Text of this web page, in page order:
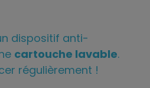
dispositif anti-
cartouche lavable.
régulièrement !